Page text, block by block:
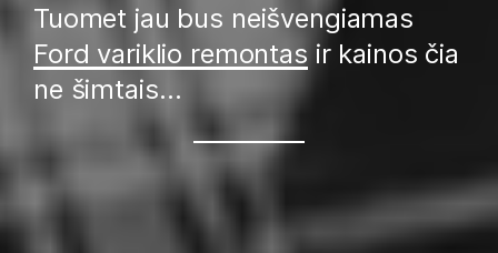
Tuomet jau bus neišvengiamas
Ford variklio remontas ir kainos čia
ne šimtais…